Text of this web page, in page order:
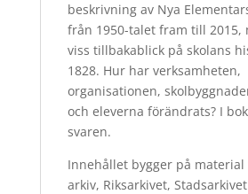
beskrivning av Nya
från 1950-talet fram till 2015,
viss tillbakablick på skolans
1828. Hur har verksamheten,
organisationen,
och eleverna förändrats? I
svaren.
Innehållet bygger på material
arkiv, Riksarkivet,